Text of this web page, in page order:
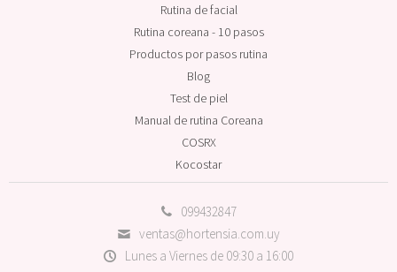
099432847
ventas@hortensia.com.uy
Lunes a Viernes de 09:30 a 16:00
Rutina de facial
Rutina coreana - 10 pasos
Productos por pasos rutina
Blog
Test de piel
Manual de rutina Coreana
COSRX
Kocostar